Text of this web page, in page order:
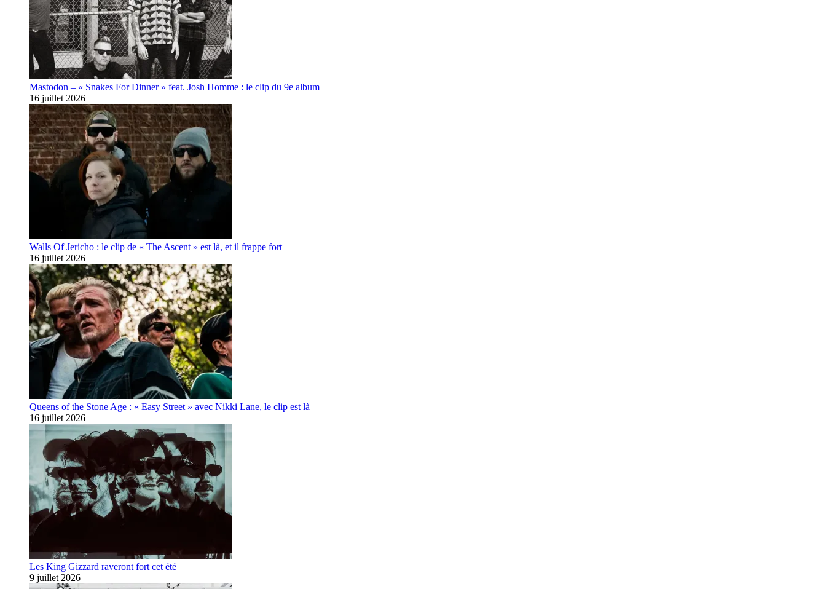
Mastodon – « Snakes For Dinner » feat. Josh Homme : le clip du 9e album
16 juillet 2026
Walls Of Jericho : le clip de « The Ascent » est là, et il frappe fort
16 juillet 2026
Queens of the Stone Age : « Easy Street » avec Nikki Lane, le clip est là
16 juillet 2026
Les King Gizzard raveront fort cet été
9 juillet 2026